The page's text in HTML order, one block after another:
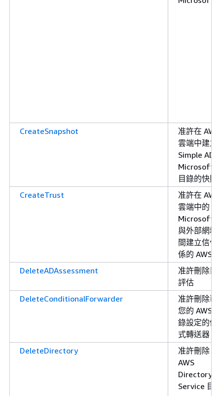
CreateSnapshot
准許在 AWS
雲端中建立
Simple AD
Microsoft
目錄的快照
CreateTrust
准許在 AWS
雲端中的
Microsoft
與外部網域
間建立信任
係的 AWS
DeleteADAssessment
准許刪除目
評估
DeleteConditionalForwarder
准許刪除已
您的 AWS
錄設定的條
式轉送器
DeleteDirectory
准許刪除
AWS
Directory
Service 目